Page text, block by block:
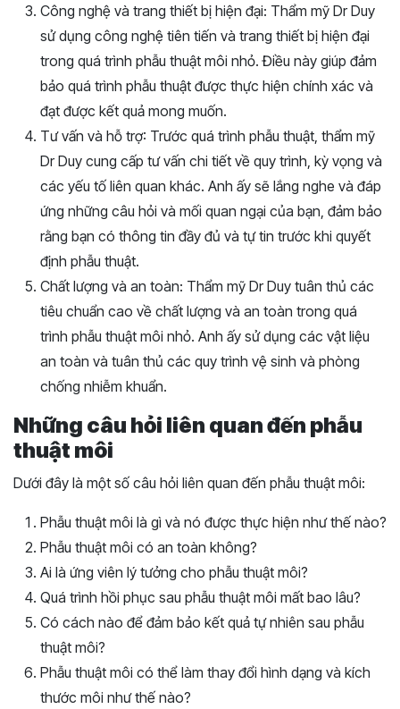
Công nghệ và trang thiết bị hiện đại: Thẩm mỹ Dr Duy
sử dụng công nghệ tiên tiến và trang thiết bị hiện đại
trong quá trình phẫu thuật môi nhỏ. Điều này giúp đảm
bảo quá trình phẫu thuật được thực hiện chính xác và
đạt được kết quả mong muốn.
Tư vấn và hỗ trợ: Trước quá trình phẫu thuật, thẩm mỹ
Dr Duy cung cấp tư vấn chi tiết về quy trình, kỳ vọng và
các yếu tố liên quan khác. Anh ấy sẽ lắng nghe và đáp
ứng những câu hỏi và mối quan ngại của bạn, đảm bảo
rằng bạn có thông tin đầy đủ và tự tin trước khi quyết
định phẫu thuật.
Chất lượng và an toàn: Thẩm mỹ Dr Duy tuân thủ các
tiêu chuẩn cao về chất lượng và an toàn trong quá
trình phẫu thuật môi nhỏ. Anh ấy sử dụng các vật liệu
an toàn và tuân thủ các quy trình vệ sinh và phòng
chống nhiễm khuẩn.
Những câu hỏi liên quan đến phẫu
thuật môi
Dưới đây là một số câu hỏi liên quan đến phẫu thuật môi:
Phẫu thuật môi là gì và nó được thực hiện như thế nào?
Phẫu thuật môi có an toàn không?
Ai là ứng viên lý tưởng cho phẫu thuật môi?
Quá trình hồi phục sau phẫu thuật môi mất bao lâu?
Có cách nào để đảm bảo kết quả tự nhiên sau phẫu
thuật môi?
Phẫu thuật môi có thể làm thay đổi hình dạng và kích
thước môi như thế nào?